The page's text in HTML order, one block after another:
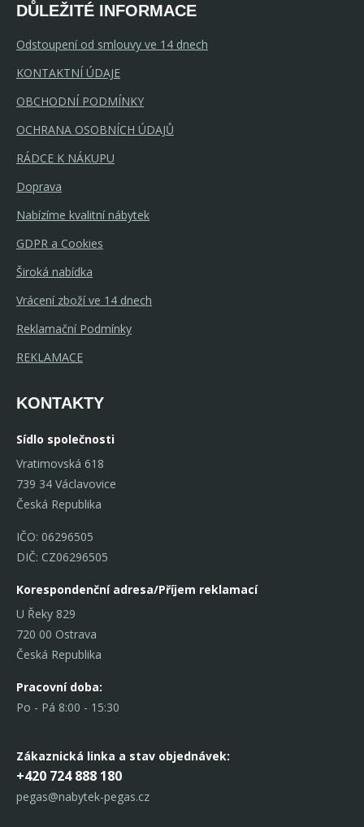
DŮLEŽITÉ INFORMACE
Odstoupení od smlouvy ve 14 dnech
KONTAKTNÍ ÚDAJE
OBCHODNÍ PODMÍNKY
OCHRANA OSOBNÍCH ÚDAJŮ
RÁDCE K NÁKUPU
Doprava
Nabízíme kvalitní nábytek
GDPR a Cookies
Široká nabídka
Vrácení zboží ve 14 dnech
Reklamační Podmínky
REKLAMACE
KONTAKTY
Sídlo společnosti
Vratimovská 618
739 34 Václavovice
Česká Republika
IČO: 06296505
DIČ: CZ06296505
Korespondenční adresa/Příjem reklamací
U Řeky 829
720 00 Ostrava
Česká Republika
Pracovní doba:
Po - Pá 8:00 - 15:30
Zákaznická linka a stav objednávek:
+420 724 888 180
pegas@nabytek-pegas.cz